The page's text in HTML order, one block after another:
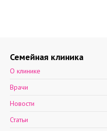
Семейная клиника
О клинике
Врачи
Новости
Статьи